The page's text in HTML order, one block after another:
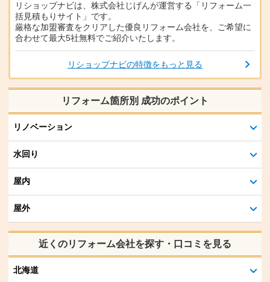
リショップナビは、株式会社じげんが運営する「リフォーム一
括見積もりサイト」です。
厳格な加盟審査をクリアした優良リフォーム会社を、ご希望に
合わせて最大5社無料でご紹介いたします。
リショップナビの特徴をもっと見る
リフォーム箇所別 成功のポイント
リノベーション
水回り
屋内
屋外
近くのリフォーム会社を探す・口コミを見る
北海道